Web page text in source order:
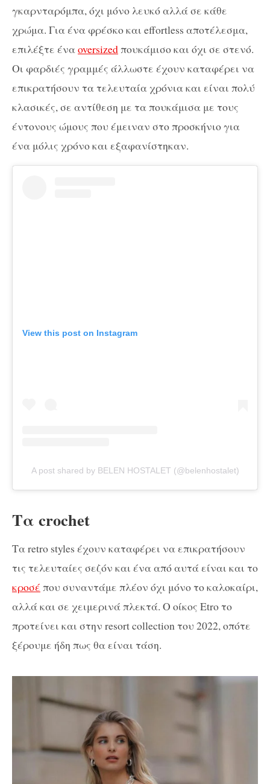
γκαρνταρόμπα, όχι μόνο λευκό αλλά σε κάθε
χρώμα. Για ένα φρέσκο και effortless αποτέλεσμα,
επιλέξτε έναoversizedπουκάμισο και όχι σε στενό.
Οι φαρδιές γραμμές άλλωστε έχουν καταφέρει να
επικρατήσουν τα τελευταία χρόνια και είναι πολύ
κλασικές, σε αντίθεση με τα πουκάμισα με τους
έντονους ώμους που έμειναν στο προσκήνιο για
ένα μόλις χρόνο και εξαφανίστηκαν.
View this post on Instagram
A post shared by BELEN HOSTALET (@belenhostalet)
Τα crochet
Τα retro styles έχουν καταφέρει να επικρατήσουν
τις τελευταίες σεζόν και ένα από αυτά είναι και το
κροσέ που συναντάμε πλέον όχι μόνο το καλοκαίρι,
αλλά και σε χειμερινά πλεκτά. Ο οίκος Etro το
προτείνει και στην resort collection του 2022, οπότε
ξέρουμε ήδη πως θα είναι τάση.